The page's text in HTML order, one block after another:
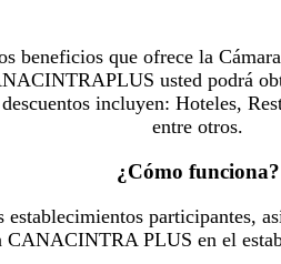
que ofrece la
usted podrá
incluyen: Hoteles,
entre otros.
¿Cómo funciona?
participantes,
CANACINTRA PLUS en el